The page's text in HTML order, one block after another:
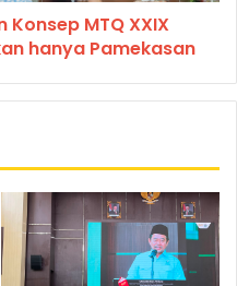
MTQ XXIX
hanya Pamekasan